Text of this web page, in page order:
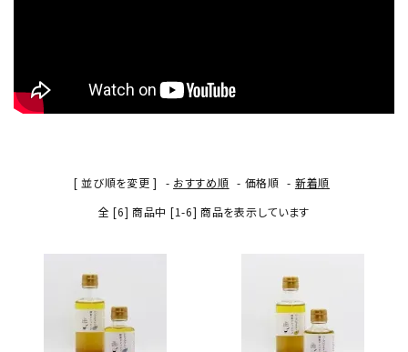
[ 並び順を変更 ] - おすすめ順 - 価格順 - 新着順
全 [6] 商品中 [1-6] 商品を表示しています